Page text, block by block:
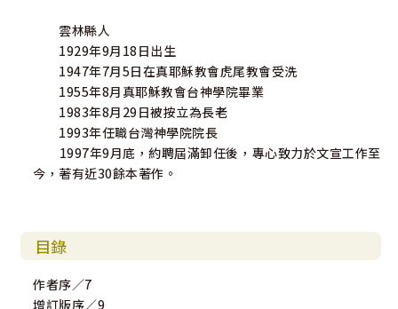
雲林縣人
1929年9月18日出生
1947年7月5日在真耶穌教會虎尾教會受洗
1955年8月真耶穌教會台神學院畢業
1983年8月29日被按立為長老
1993年任職台灣神學院院長
1997年9月底，約聘屆滿卸任後，專心致力於文宣工作至
今，著有近30餘本著作。
目錄
作者序／7
增訂版序／9